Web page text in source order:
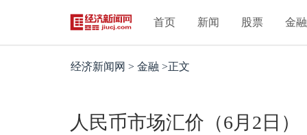
首页 新闻 股票 金融
经济新闻网 > 金融 >正文
人民币市场汇价（6月2日）